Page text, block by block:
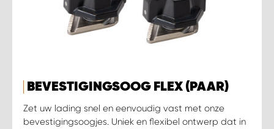
BEVESTIGINGSOOG FLEX (PAAR)
Zet uw lading snel en eenvoudig vast met onze
bevestigingsoogjes. Uniek en flexibel ontwerp dat in
WORK SYSTEM HEERLEN
WORK SYSTEM LOPIK AUTOSERVICE BENSCHOP
WORK SYSTEM LOPIK GARAGE STUIVENBERG